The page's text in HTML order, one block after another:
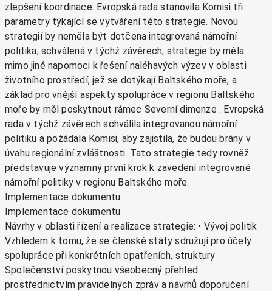
zlepšení koordinace. Evropská rada stanovila Komisi tři
parametry týkající se vytváření této strategie. Novou
strategií by neměla být dotčena integrovaná námořní
politika, schválená v týchž závěrech, strategie by měla
mimo jiné napomoci k řešení naléhavých výzev v oblasti
životního prostředí, jež se dotýkají Baltského moře, a
základ pro vnější aspekty spolupráce v regionu Baltského
moře by měl poskytnout rámec Severní dimenze . Evropská
rada v týchž závěrech schválila integrovanou námořní
politiku a požádala Komisi, aby zajistila, že budou brány v
úvahu regionální zvláštnosti. Tato strategie tedy rovněž
představuje významný první krok k zavedení integrované
námořní politiky v regionu Baltského moře.
Implementace dokumentu
Implementace dokumentu
Návrhy v oblasti řízení a realizace strategie: • Vývoj politik
Vzhledem k tomu, že se členské státy sdružují pro účely
spolupráce při konkrétních opatřeních, struktury
Společenství poskytnou všeobecný přehled
prostřednictvím pravidelných zpráv a návrhů doporučení